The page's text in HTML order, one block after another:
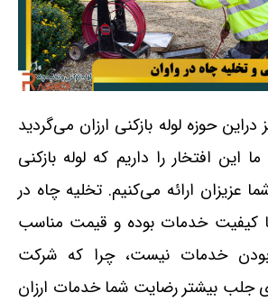
حوزه لوله بازکنی ارزان می‌گردید
این افتخار را داریم که لوله بازکنی
عزیزان ارائه می‌کنیم. تخلیه چاه در
با کیفیت خدمات بوده و قیمت مناسب
بودن خدمات نیست، چرا که شرکت
جلب بیشتر رضایت شما خدمات ارزان